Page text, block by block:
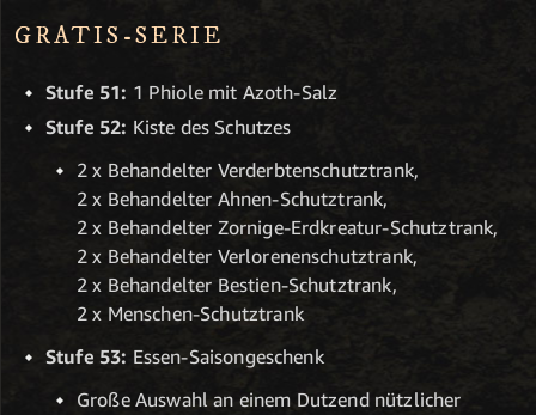
GRATIS-SERIE
Stufe 51: 1 Phiole mit Azoth-Salz
Stufe 52: Kiste des Schutzes
2 x Behandelter Verderbtenschutztrank,
2 x Behandelter Ahnen-Schutztrank,
2 x Behandelter Zornige-Erdkreatur-Schutztrank,
2 x Behandelter Verlorenenschutztrank,
2 x Behandelter Bestien-Schutztrank,
2 x Menschen-Schutztrank
Stufe 53: Essen-Saisongeschenk
Große Auswahl an einem Dutzend nützlicher